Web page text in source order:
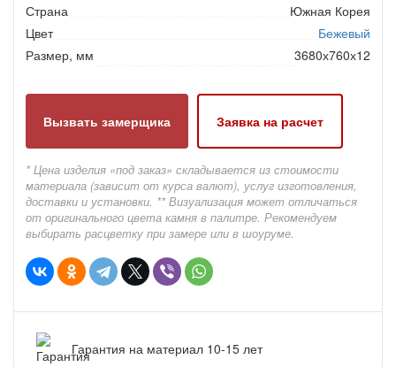
Страна
Южная Корея
Цвет
Бежевый
Размер, мм
3680х760х12
Вызвать замерщика Заявка на расчет
* Цена изделия «под заказ» складывается из стоимости
материала (зависит от курса валют), услуг изготовления,
доставки и установки. ** Визуализация может отличаться
от оригинального цвета камня в палитре. Рекомендуем
выбирать расцветку при замере или в шоуруме.
Гарантия на материал 10-15 лет